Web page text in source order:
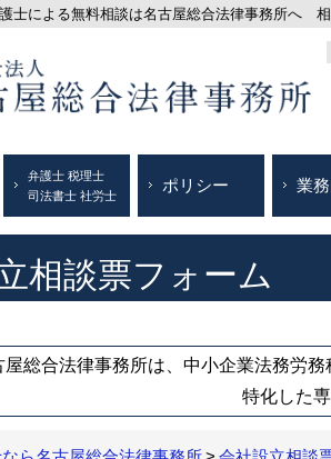
士による無料相談は名古屋総合法律事務所へ
弁護士 税理士
司法書士 社労士
ポリシー 業
相談票フォーム
総合法律事務所は、中小企業法務労
特化した